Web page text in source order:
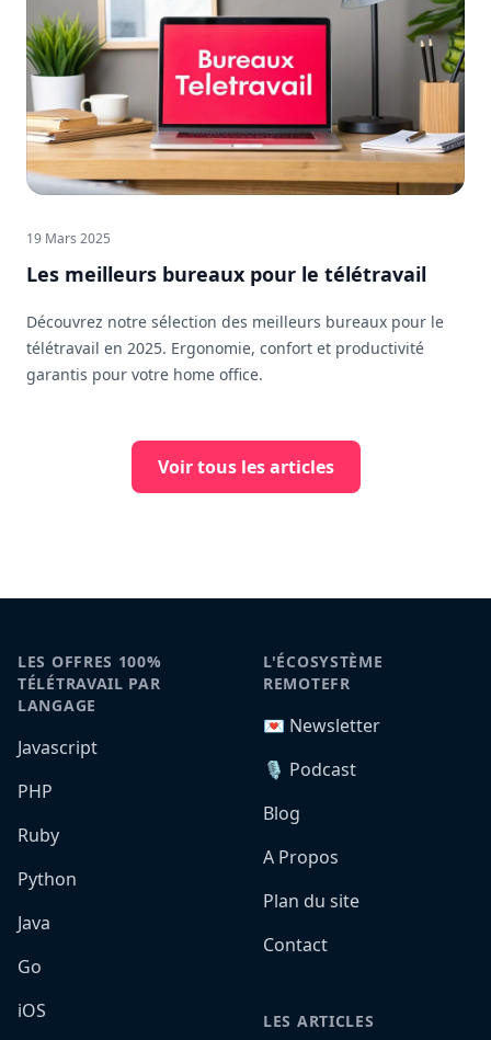
19 Mars 2025
Les meilleurs bureaux pour le télétravail
Découvrez notre sélection des meilleurs bureaux pour le
télétravail en 2025. Ergonomie, confort et productivité
garantis pour votre home office.
Voir tous les articles
LES OFFRES 100%
TÉLÉTRAVAIL PAR
LANGAGE
Javascript
PHP
Ruby
Python
Java
Go
iOS
L'ÉCOSYSTÈME
REMOTEFR
💌 Newsletter
🎙️ Podcast
Blog
A Propos
Plan du site
Contact
LES ARTICLES